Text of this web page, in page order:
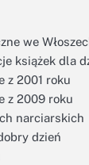
we
książek dla
z 2001 roku
z 2009 roku
narciarskich
dzień